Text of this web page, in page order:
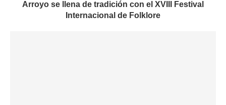
Arroyo se llena de tradición con el XVIII Festival
Internacional de Folklore